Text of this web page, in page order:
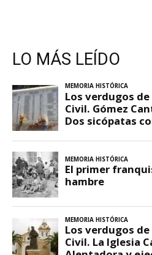
LO MÁS LEÍDO